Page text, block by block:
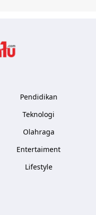
Pendidikan
Teknologi
Olahraga
Entertaiment
Lifestyle